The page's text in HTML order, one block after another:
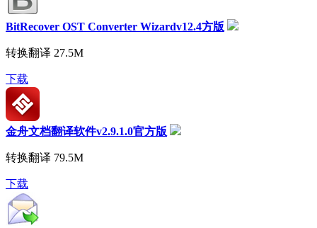
BitRecover OST Converter Wizardv12.4方版
转换翻译 27.5M
下载
金舟文档翻译软件v2.9.1.0官方版
转换翻译 79.5M
下载